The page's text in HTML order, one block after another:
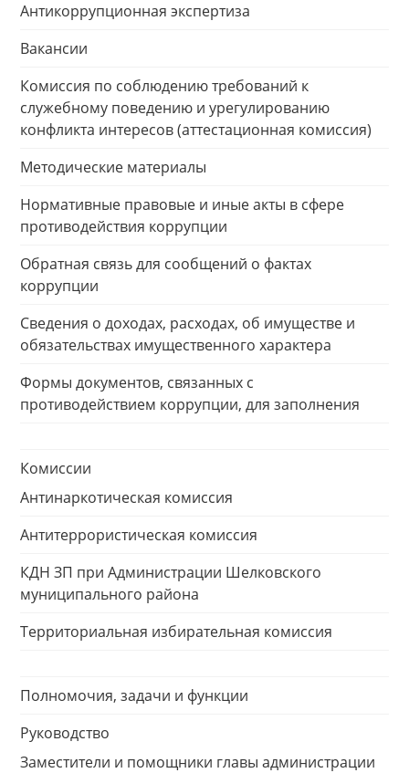
Антикоррупционная экспертиза
Вакансии
Комиссия по соблюдению требований к
служебному поведению и урегулированию
конфликта интересов (аттестационная комиссия)
Методические материалы
Нормативные правовые и иные акты в сфере
противодействия коррупции
Обратная связь для сообщений о фактах
коррупции
Сведения о доходах, расходах, об имуществе и
обязательствах имущественного характера
Формы документов, связанных с
противодействием коррупции, для заполнения
Комиссии
Антинаркотическая комиссия
Антитеррористическая комиссия
КДН ЗП при Администрации Шелковского
муниципального района
Территориальная избирательная комиссия
Полномочия, задачи и функции
Руководство
Заместители и помощники главы администрации